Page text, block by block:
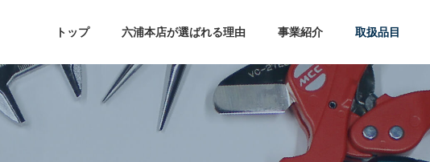
トップ 六浦本店が選ばれる理由 事業紹介 取扱品目